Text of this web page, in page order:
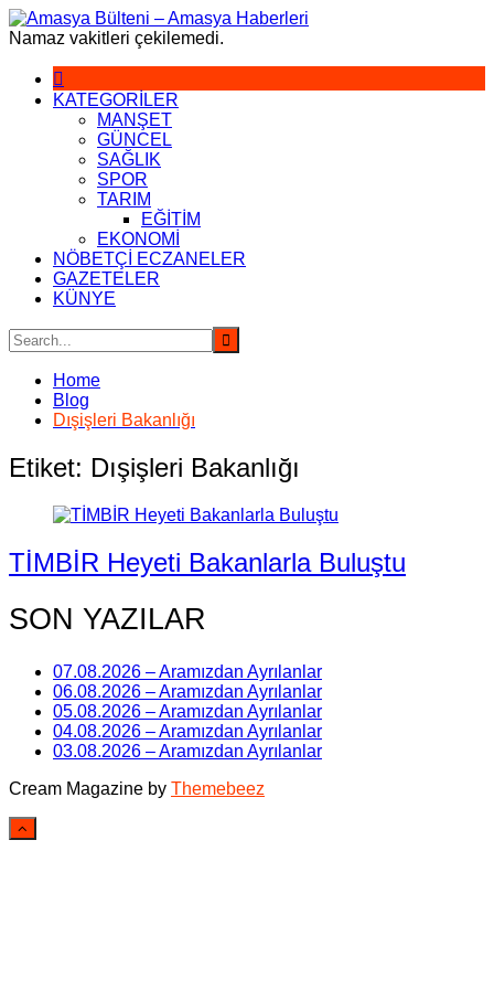
Skip
to
Namaz vakitleri çekilemedi.
KATEGORİLER
MANŞET
GÜNCEL
SAĞLIK
SPOR
TARIM
EĞİTİM
EKONOMİ
NÖBETÇİ ECZANELER
GAZETELER
KÜNYE
Home
Blog
Dışişleri Bakanlığı
Etiket: Dışişleri Bakanlığı
TİMBİR Heyeti Bakanlarla Buluştu
SON YAZILAR
07.08.2026 – Aramızdan Ayrılanlar
06.08.2026 – Aramızdan Ayrılanlar
05.08.2026 – Aramızdan Ayrılanlar
04.08.2026 – Aramızdan Ayrılanlar
03.08.2026 – Aramızdan Ayrılanlar
Cream Magazine by Themebeez